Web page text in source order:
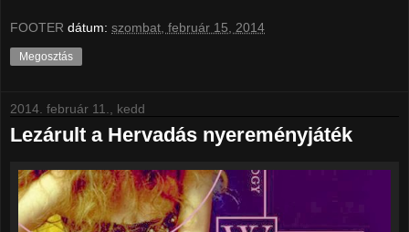
FOOTER dátum: szombat, február 15, 2014
Megosztás
2014. február 11., kedd
Lezárult a Hervadás nyereményjáték